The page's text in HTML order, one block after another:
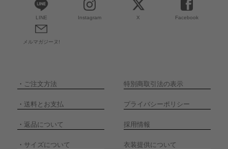
LINE Instagram X Facebook
メルマガジーヌ!
・ ご注文方法 特別商取引法の表示
・ 送料とお支払 プライバシーポリシー
・ 返品について 採用情報
・ サイズについて 衣装提供について